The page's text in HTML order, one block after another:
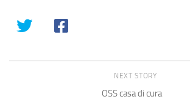
NEXT STORY
OSS casa di cura